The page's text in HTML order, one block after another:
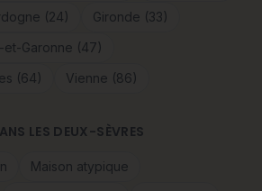
(24)
Gironde (33)
et-Garonne (47)
(64)
Vienne (86)
LES DEUX-SÈVRES
Maison atypique